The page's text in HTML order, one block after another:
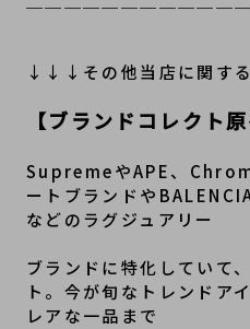
↓↓↓その他当店に関す
【ブランドコレクト原
SupremeやAPE、
ートブランドや
などのラグジュアリー
ブランドに特化していて
ト。今が旬なトレンドア
レアな一品まで